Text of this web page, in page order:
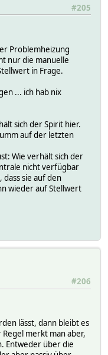
#205
Problemheizung
nur die manuelle
in Frage.
... ich hab nix
sich der Spirit hier.
auf der letzten
Wie verhält sich der
nicht verfügbar
dass sie auf den
wieder auf Stellwert
#206
lässt, dann bleibt es
merkt man aber,
Entweder über die